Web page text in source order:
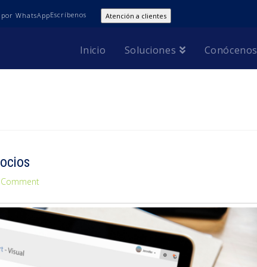
Escríbenos Atención a clientes
Inicio Soluciones Conócenos